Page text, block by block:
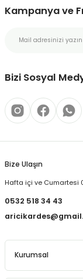
Kampanya ve
Bizi Sosyal
Bize Ulaşın
Hafta içi ve Cumartesi
0532 518 34 43
Kurumsal